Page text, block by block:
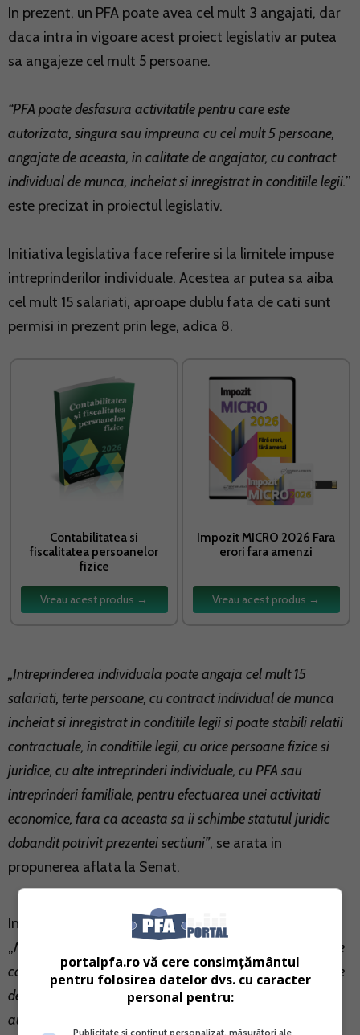
In prezent, un PFA poate avea cel mult 3 angajati, dar
daca intra in vigoare acest proiect legislativ ar putea
sa angajeze cel mult 5 persoane.
“PFA poate desfasura activitatile pentru care este
autorizata, singura sau impreuna cu cel mult 5 persoane,
angajate de aceasta, in calitate de angajator, cu contract
individual de munca, incheiat si inregistrat in conditiile legii.”
este precizat in proiectul legislativ.
Initiativa legislativa face referire si la limitele impuse
intreprinderilor individuale. Acestea ar putea sa aiba
cel mult 15 salariati, aproape dublu fata de cati sunt
permisi in prezent prin lege, adica 8.
Contabilitatea si
fiscalitatea persoanelor
fizice
Vreau acest produs →
Impozit MICRO 2026 Fara
erori fara amenzi
Vreau acest produs →
„Intreprinderea individuala poate angaja cel mult 15
salariati, terte persoane, cu contract individual de munca
incheiat si inregistrat in conditiile legii si poate stabili relatii
contractuale, in conditiile legii, cu orice persoane fizice si
juridice, cu alte intreprinderi individuale, cu PFA sau
intreprinderi familiale, pentru efectuarea unei activitati
economice, fara ca aceasta sa ii schimbe statutul juridic
dobandit potrivit prezentei sectiuni”, se arata in
propunerea aflata la Senat.
In nota de expunere mai este precizat si faptul ca
„Masura va sprijini, in mod evident, cresterea numarului de
contracte de munca din economie, in mod special in zonele
defavorizate economic, unde numarul persoanelor fizice
autorizate si al intreprinderilor individuale este mult mai
portalpfa.ro vă cere consimțământul
pentru folosirea datelor dvs. cu caracter
personal pentru:
Publicitate și conținut personalizat, măsurători ale